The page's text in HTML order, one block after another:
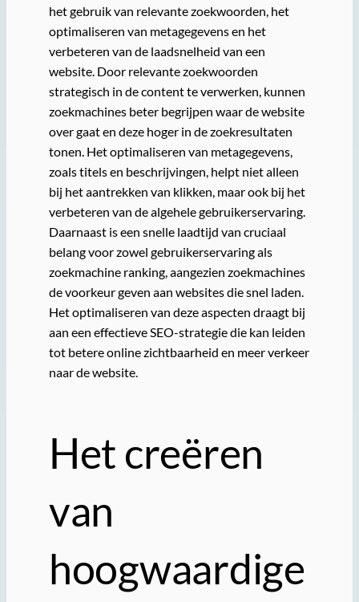
het gebruik van relevante zoekwoorden, het
optimaliseren van metagegevens en het
verbeteren van de laadsnelheid van een
website. Door relevante zoekwoorden
strategisch in de content te verwerken, kunnen
zoekmachines beter begrijpen waar de website
over gaat en deze hoger in de zoekresultaten
tonen. Het optimaliseren van metagegevens,
zoals titels en beschrijvingen, helpt niet alleen
bij het aantrekken van klikken, maar ook bij het
verbeteren van de algehele gebruikerservaring.
Daarnaast is een snelle laadtijd van cruciaal
belang voor zowel gebruikerservaring als
zoekmachine ranking, aangezien zoekmachines
de voorkeur geven aan websites die snel laden.
Het optimaliseren van deze aspecten draagt bij
aan een effectieve SEO-strategie die kan leiden
tot betere online zichtbaarheid en meer verkeer
naar de website.
Het creëren
van
hoogwaardige